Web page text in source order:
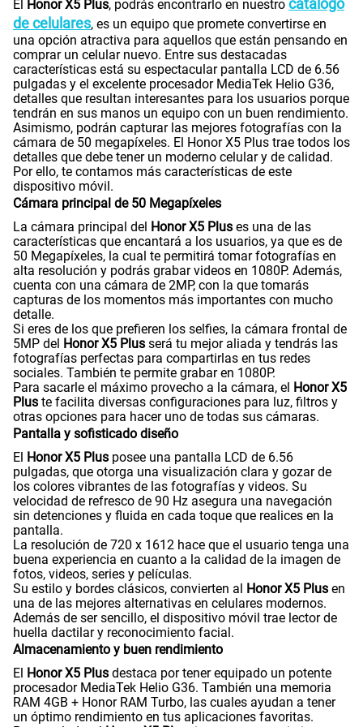
S/449.00Precio regular
Sobre tu equipo: HonorX5 Plus 64GB Negro
Medianoche + Audifonos
Especificaciones técnicas
Tecnología de Pantalla
Sistema operativo Android 13 (Android T) + Magic 7.1.0
Procesador MediaTek Helio G36
Tamaño de Pantalla 6,56
Peso 188g
Bluetooth
Cámara de fotos Principal
Cámara de fotos Frontal 5M
Características
Características del Honor X5 Plus
Las sorprendentes características que trae el nuevo
dispositivo móvil deHonorestá pensada para los que
buscan tener un celular con lo último en tecnología y a un
precio razonable en tienda Claro.
ElHonor X5 Plus, podrás encontrarlo en nuestro catálogo
de celulares, es un equipo que promete convertirse en
una opción atractiva para aquellos que están pensando en
comprar un celular nuevo. Entre sus destacadas
características está su espectacular pantalla LCD de 6.56
pulgadas y el excelente procesador MediaTek Helio G36,
detalles que resultan interesantes para los usuarios porque
tendrán en sus manos un equipo con un buen rendimiento.
Asimismo, podrán capturar las mejores fotografías con la
cámara de 50 megapíxeles. El Honor X5 Plus trae todos los
detalles que debe tener un moderno celular y de calidad.
Por ello, te contamos más características de este
dispositivo móvil.
Cámara principal de 50 Megapíxeles
La cámara principal del Honor X5 Plus es una de las
características que encantará a los usuarios, ya que es de
50 Megapíxeles, la cual te permitirá tomar fotografías en
alta resolución y podrás grabar videos en 1080P. Además,
cuenta con una cámara de 2MP, con la que tomarás
capturas de los momentos más importantes con mucho
detalle.
Si eres de los que prefieren los selfies, la cámara frontal de
5MP del
Honor X5 Plus
fotografías perfectas para compartirlas en tus redes
sociales. También te permite grabar en 1080P.
Para sacarle el máximo provecho a la cámara, el Honor X5
Pluste facilita diversas configuraciones para luz, filtros y